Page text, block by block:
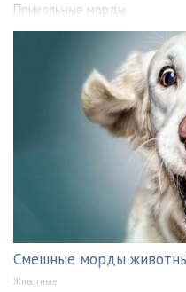
Прикольные морды
Смешные морды
Животные